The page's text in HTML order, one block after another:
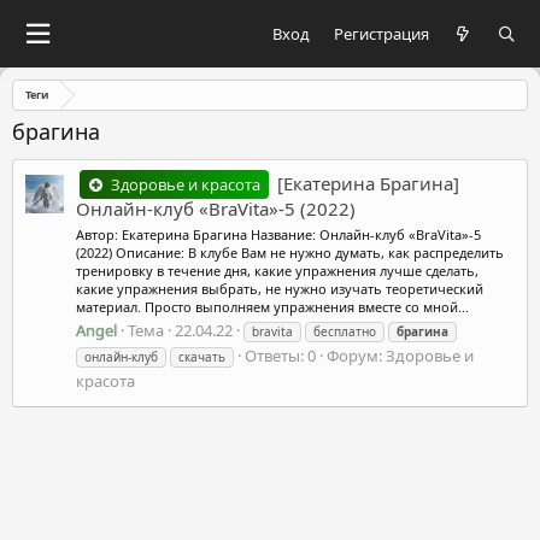
Вход Регистрация
Теги
брагина
Здоровье и красота
[Екатерина Брагина]
Онлайн-клуб «BraVita»-5 (2022)
Автор: Екатерина Брагина Название: Онлайн-клуб «BraVita»-5
(2022) Описание: В клубе Вам не нужно думать, как распределить
тренировку в течение дня, какие упражнения лучше сделать,
какие упражнения выбрать, не нужно изучать теоретический
материал. Просто выполняем упражнения вместе со мной...
Angel Тема 22.04.22 bravita бесплатно
брагина
онлайн-клуб
скачать Ответы: 0 Форум:Здоровье и
красота